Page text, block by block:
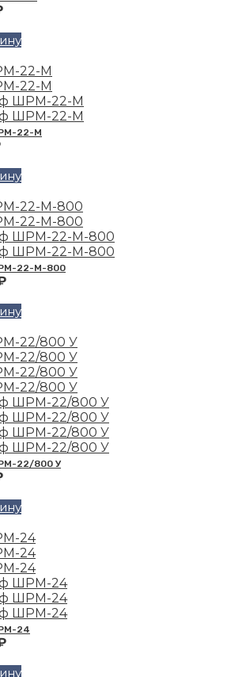
22-М
22-М-800
22/800 У
24